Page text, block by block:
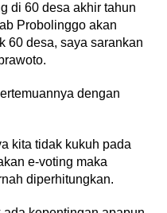
di 60 desa akhir tahun
Probolinggo akan
60 desa, saya sarankan
dengan
kita tidak kukuh pada
e-voting maka
diperhitungkan.